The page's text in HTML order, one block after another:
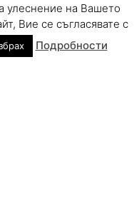
улеснение на Вашето
Вие се съгласявате с
Подробности